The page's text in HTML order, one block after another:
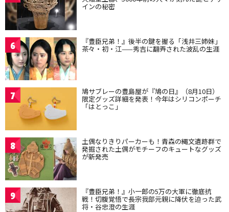
インの秘密
6 『豊臣兄弟！』後半の鍵を握る「浅井三姉妹」
茶々・初・江——秀吉に翻弄された波乱の生涯
7 鳩サブレーの豊島屋が『鳩の日』（8月10日）
限定グッズ詳細を発表！今年はシリコンポーチ
「はとっこ」
8 土偶なりきりパーカーも！青森の縄文遺跡群で
発掘された土偶がモチーフのキュートなグッズ
が新発売
9 『豊臣兄弟！』小一郎の5万の大軍に徹底抗
戦！切腹覚悟で長宗我部元親に降伏を迫った武
将・谷忠澄の生涯